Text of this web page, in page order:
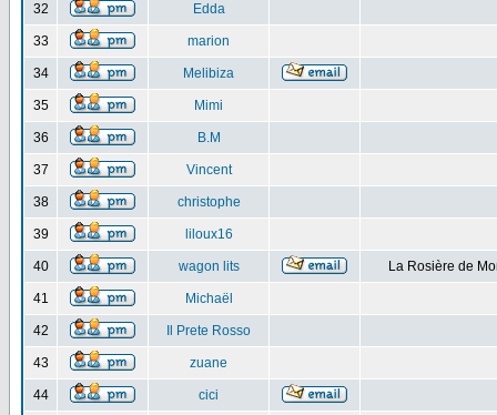
32 Edda
33 marion
34 Melibiza
35 Mimi
36 B.M
37 Vincent
38 christophe
39 liloux16
40 wagon lits La Rosière de
41 Michaël
42 Il Prete Rosso
43 zuane
44 cici